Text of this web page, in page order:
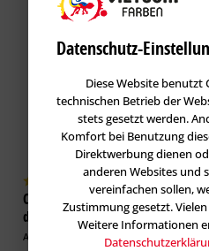
Caparol DecoLasur Matt -
dekorative Lasur-Technik
Artikel-Nr.: CAP-100532
Datenschutz-
Diese Website benutzt
technischen Betrieb der
stets gesetzt werden.
Komfort bei Benutzung
Direktwerbung dienen
anderen Websites und
vereinfachen sollen,
Zustimmung gesetzt.
Weitere Informationen